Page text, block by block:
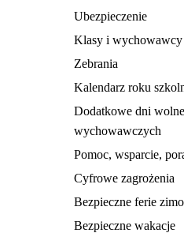
Ubezpieczenie
Klasy i wychowawcy
Zebrania
Kalendarz roku
Dodatkowe dni
wychowawczych
Pomoc, wsparcie,
Cyfrowe zagrożenia
Bezpieczne ferie
Bezpieczne wakacje